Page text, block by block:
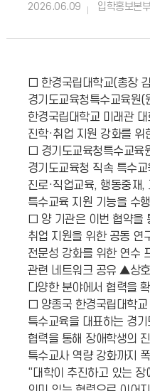
2026.06.09 입학홍보본부
□ 한경국립대학교(총장
경기도교육청특수교육원
한경국립대학교 미래관
진학·취업 지원 강화를
□ 경기도교육청특수교육
경기도교육청 직속 특수
진로·직업교육, 행동중재
특수교육 지원 기능을 수
□ 양 기관은 이번 협약을
취업 지원을 위한 공동
전문성 강화를 위한 연수
관련 네트워크 공유 ▲상
다양한 분야에서 협력을
□ 양종국 한경국립대학
특수교육을 대표하는 경
협력을 통해 장애학생의
특수교사 역량 강화까지
“대학이 추진하고 있는